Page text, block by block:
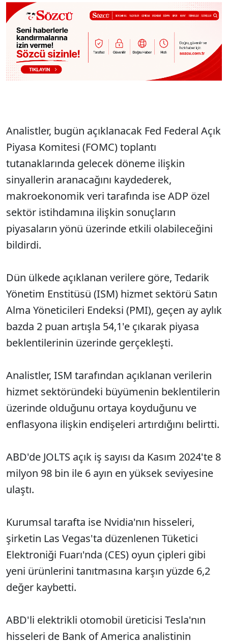
Analistler, bugün açıklanacak Fed Federal Açık
Piyasa Komitesi (FOMC) toplantı
tutanaklarında gelecek döneme ilişkin
sinyallerin aranacağını kaydederek,
makroekonomik veri tarafında ise ADP özel
sektör istihdamına ilişkin sonuçların
piyasaların yönü üzerinde etkili olabileceğini
bildirdi.
Dün ülkede açıklanan verilere göre, Tedarik
Yönetim Enstitüsü (ISM) hizmet sektörü Satın
Alma Yöneticileri Endeksi (PMI), geçen ay aylık
bazda 2 puan artışla 54,1'e çıkarak piyasa
beklentilerinin üzerinde gerçekleşti.
Analistler, ISM tarafından açıklanan verilerin
hizmet sektöründeki büyümenin beklentilerin
üzerinde olduğunu ortaya koyduğunu ve
enflasyona ilişkin endişeleri artırdığını belirtti.
ABD'de JOLTS açık iş sayısı da Kasım 2024'te 8
milyon 98 bin ile 6 ayın en yüksek seviyesine
ulaştı.
Kurumsal tarafta ise Nvidia'nın hisseleri,
şirketin Las Vegas'ta düzenlenen Tüketici
Elektroniği Fuarı'nda (CES) oyun çipleri gibi
yeni ürünlerini tanıtmasına karşın yüzde 6,2
değer kaybetti.
ABD'li elektrikli otomobil üreticisi Tesla'nın
hisseleri de Bank of America analistinin